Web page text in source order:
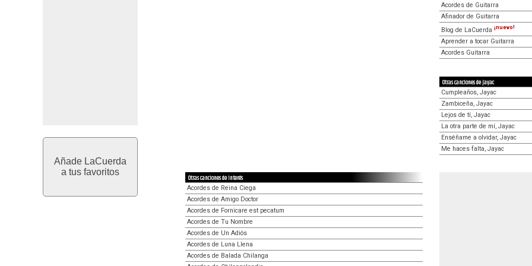
Añade LaCuerda
a tus favoritos
Acordes de Guitarra
Afinador de Guitarra
Blog de LaCuerda ¡nuevo!
Aprender a tocar Guitarra
Acordes Guitarra
Otras canciones de Jayac
Cumpleaños, Jayac
Zambiceña, Jayac
Lejos de tí, Jayac
La otra parte de mí, Jayac
Enséñame a olvidar, Jayac
Me haces falta, Jayac
Otras canciones de interés
Acordes de Reina Ciega
Acordes de Amigo Doctor
Acordes de Fornicare est pecatum
Acordes de Tu Nombre
Acordes de Un Adiós
Acordes de Luna Llena
Acordes de Balada Chilanga